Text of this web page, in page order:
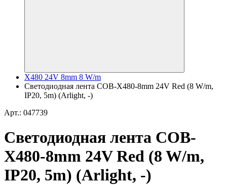
X480 24V 8mm 8 W/m
Светодиодная лента COB-X480-8mm 24V Red (8 W/m,
IP20, 5m) (Arlight, -)
Арт.: 047739
Светодиодная лента COB-
X480-8mm 24V Red (8 W/m,
IP20, 5m) (Arlight, -)